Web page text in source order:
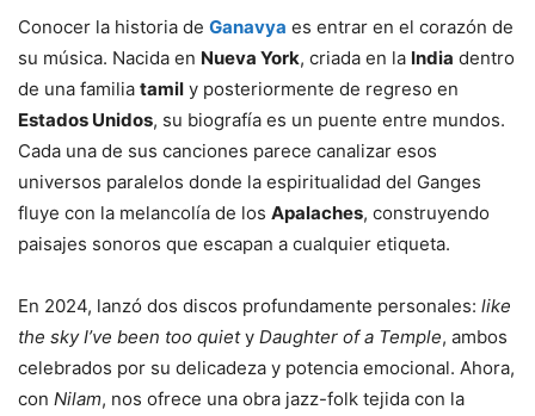
Conocer la historia de Ganavya es entrar en el corazón de
su música. Nacida en Nueva York, criada en la India dentro
de una familia tamil y posteriormente de regreso en
Estados Unidos, su biografía es un puente entre mundos.
Cada una de sus canciones parece canalizar esos
universos paralelos donde la espiritualidad del Ganges
fluye con la melancolía de los Apalaches, construyendo
paisajes sonoros que escapan a cualquier etiqueta.
En 2024, lanzó dos discos profundamente personales: like
the sky I’ve been too quiety Daughter of a Temple, ambos
celebrados por su delicadeza y potencia emocional. Ahora,
con Nilam, nos ofrece una obra jazz-folk tejida con la